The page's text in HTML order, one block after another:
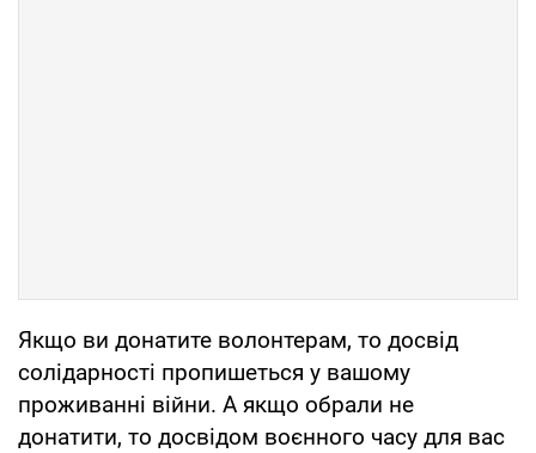
Якщо ви донатите волонтерам, то досвід
солідарності пропишеться у вашому
проживанні війни. А якщо обрали не
донатити, то досвідом воєнного часу для вас